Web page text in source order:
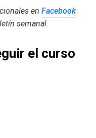
en Facebook
semanal.
el curso